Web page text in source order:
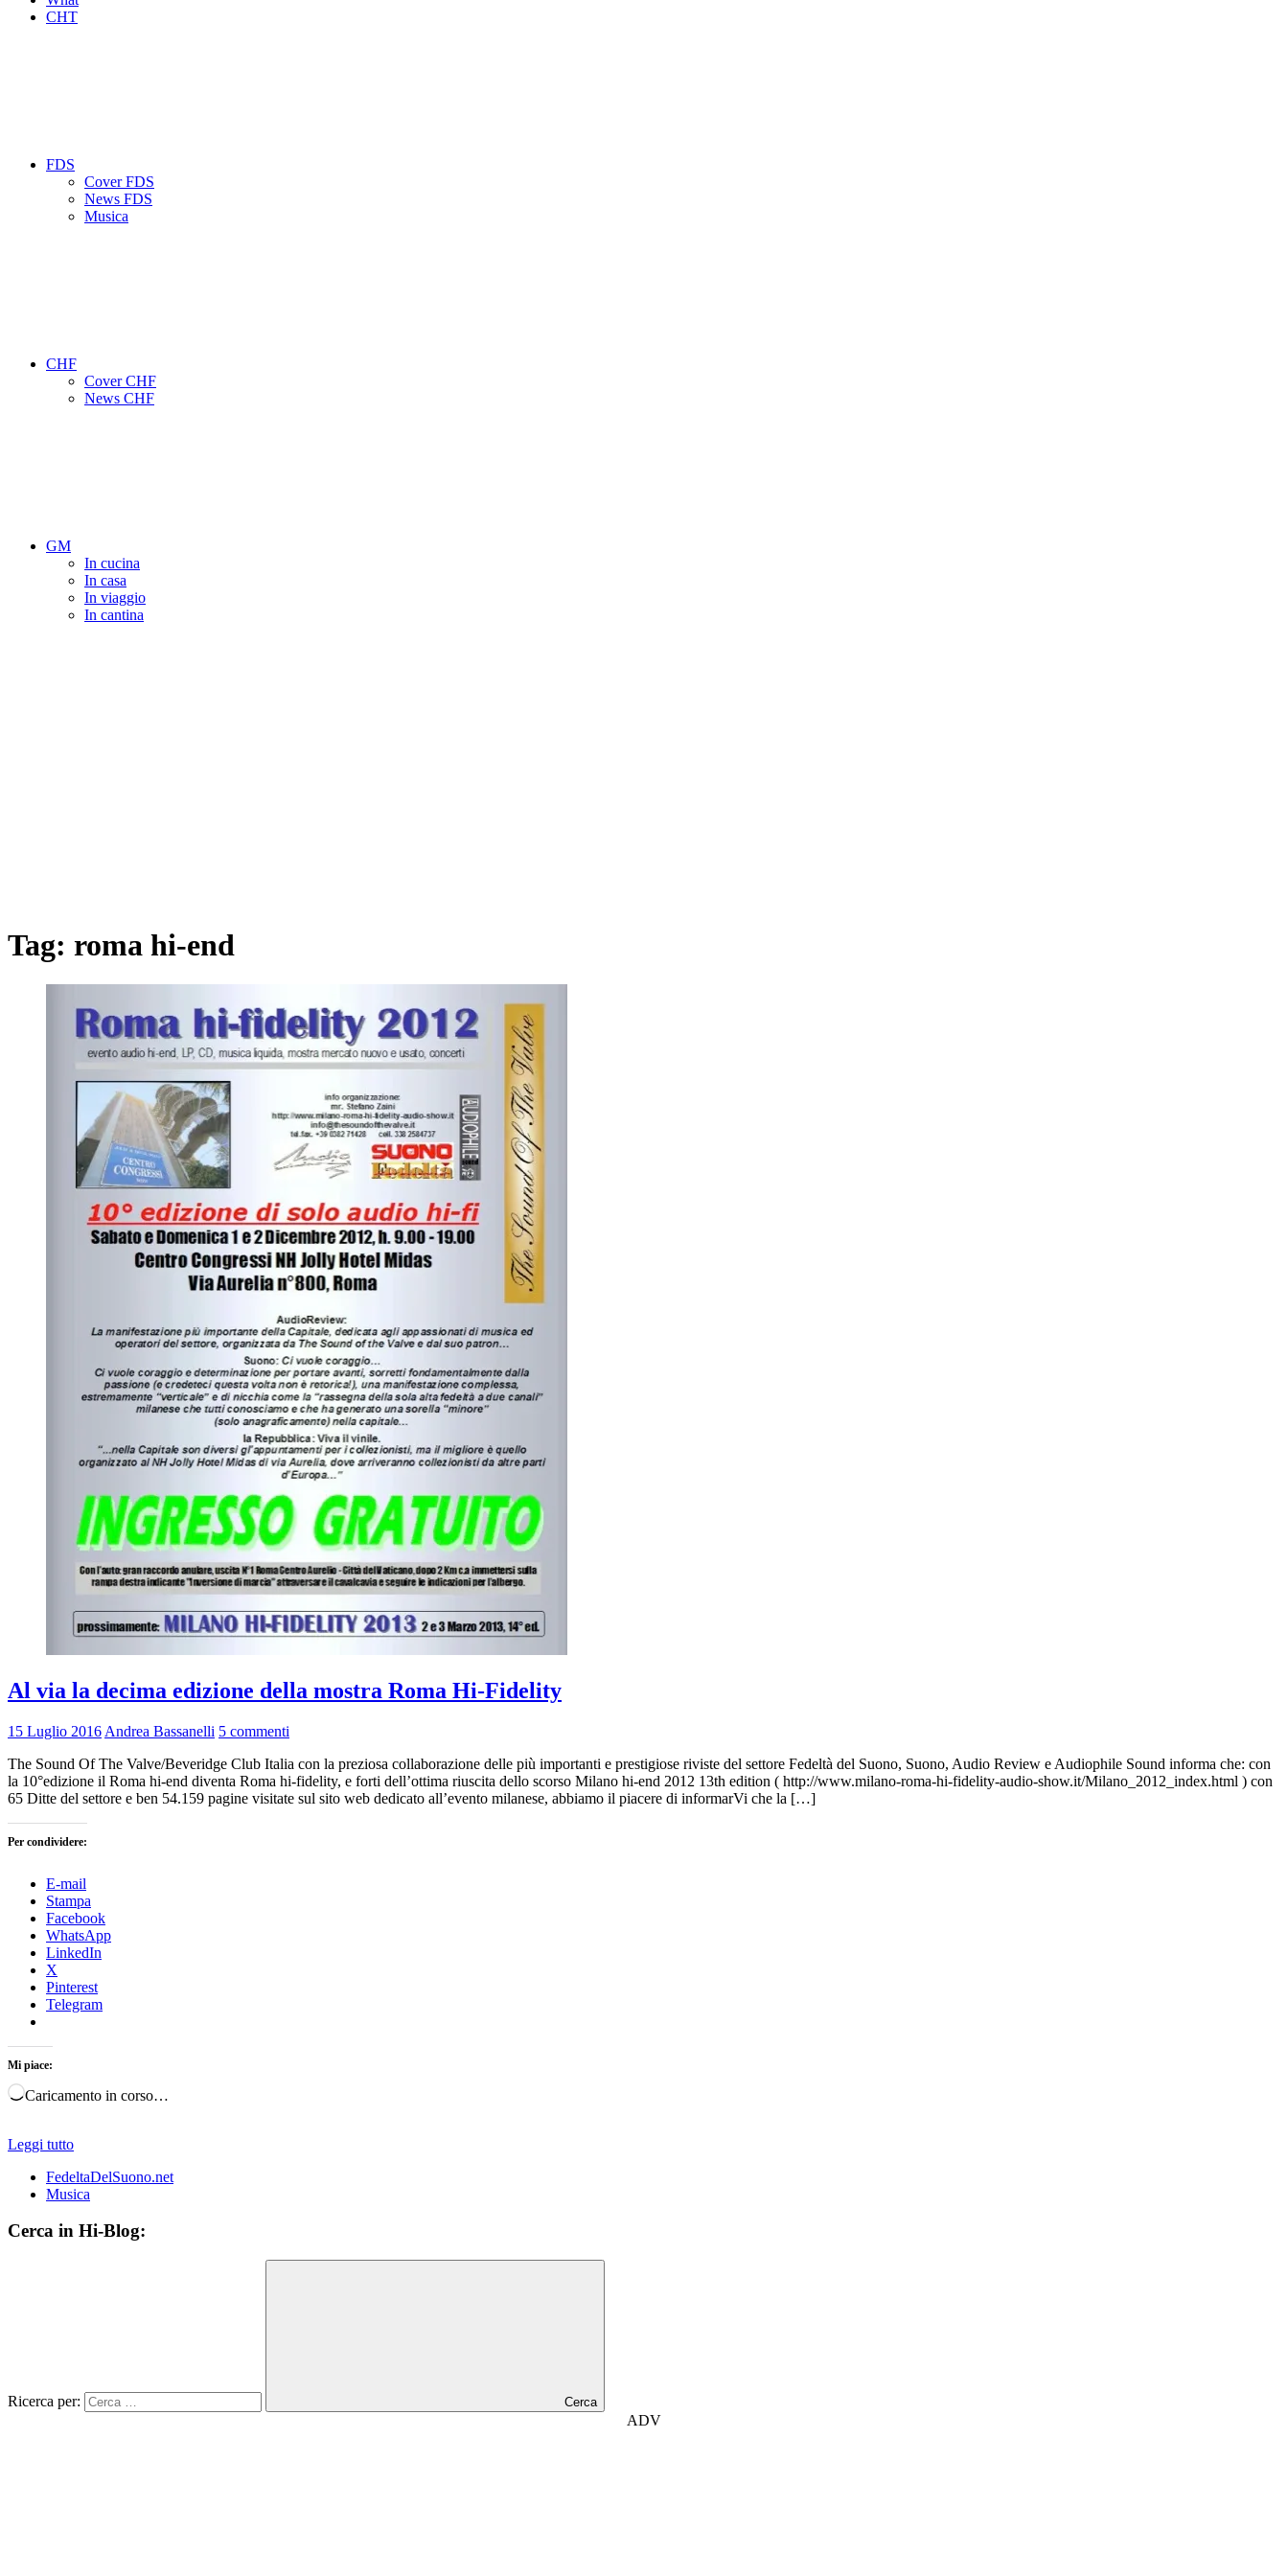
CHT
FDS
Cover FDS
News FDS
Musica
CHF
Cover CHF
News CHF
GM
In cucina
In casa
In viaggio
In cantina
Tag: roma hi-end
Al via la decima edizione della mostra Roma Hi-Fidelity
15 Luglio 2016 Andrea Bassanelli 5 commenti
The Sound Of The Valve/Beveridge Club Italia con la preziosa collaborazione delle più importanti e prestigiose riviste del settore Fedeltà del Suono, Suono, Audio Review e Audiophile Sound informa che: con
la 10°edizione il Roma hi-end diventa Roma hi-fidelity, e forti dell’ottima riuscita dello scorso Milano hi-end 2012 13th edition ( http://www.milano-roma-hi-fidelity-audio-show.it/Milano_2012_index.html ) con
65 Ditte del settore e ben 54.159 pagine visitate sul sito web dedicato all’evento milanese, abbiamo il piacere di informarVi che la […]
Per condividere:
E-mail
Stampa
Facebook
WhatsApp
LinkedIn
X
Pinterest
Telegram
Mi piace:
Caricamento in corso…
Leggi tutto
FedeltaDelSuono.net
Musica
Cerca in Hi-Blog:
Ricerca per: Cerca
ADV